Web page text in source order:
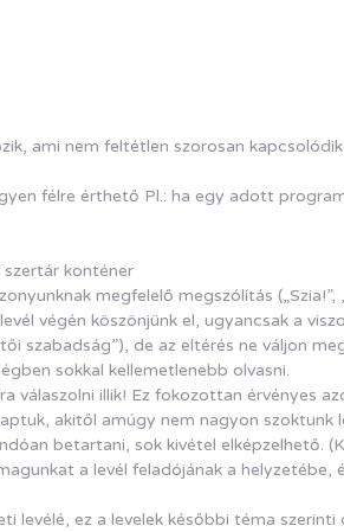
ami nem feltétlen szorosan
félre érthető Pl.: ha egy adott
szertár konténer
megfelelő megszólítás
végén köszönjünk el, ugyancsak a
szabadság”), de az eltérés ne váljon
sokkal kellemetlenebb olvasni.
válaszolni illik! Ez fokozottan érvényes
akitől amúgy nem nagyon
betartani, sok kivétel elképzelhető.
a levél feladójának a
levélé, ez a levelek későbbi téma